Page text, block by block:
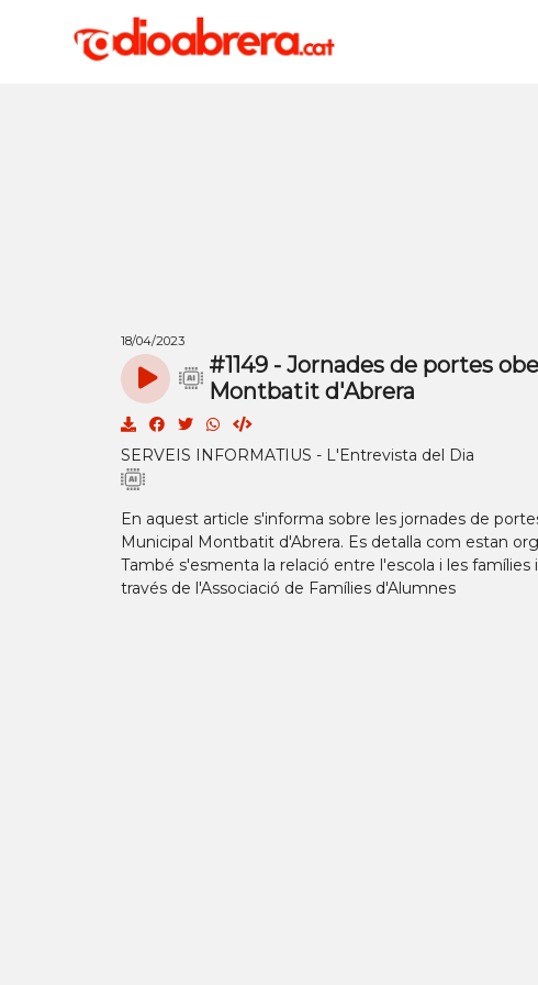
18/04/2023
#1149 - Jornades de portes
Montbatit d'Abrera
SERVEIS INFORMATIUS - L'Entrevista del Dia
En aquest article s'informa sobre les jornades de
Municipal Montbatit d'Abrera. Es detalla com estan
També s'esmenta la relació entre l'escola i les
través de l'Associació de Famílies d'Alumnes